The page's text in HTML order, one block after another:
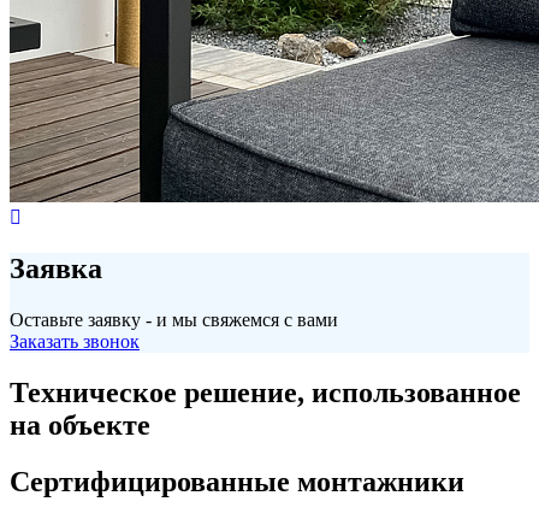
Заявка
Оставьте заявку - и мы свяжемся с вами
Заказать звонок
Техническое решение, использованное
на объекте
Сертифицированные монтажники